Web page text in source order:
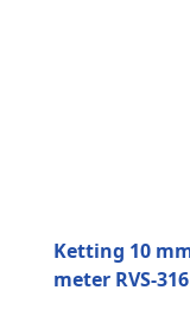
Ketting 10
meter RVS-